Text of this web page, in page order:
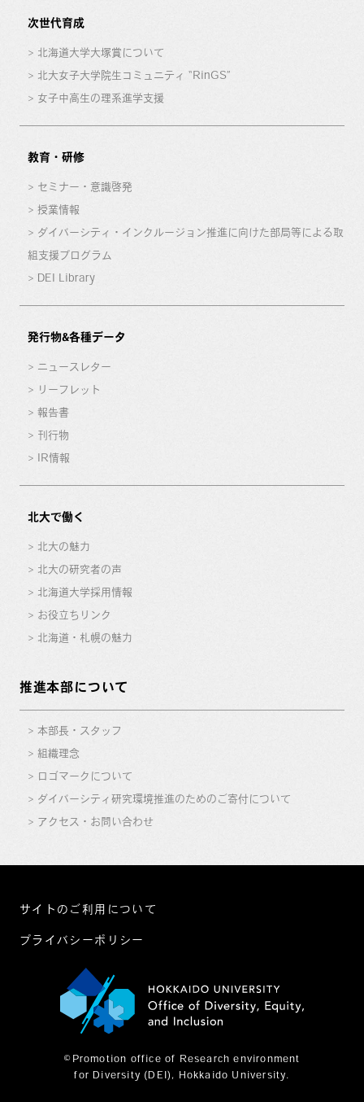
次世代育成
北海道大学大塚賞について
北大女子大学院生コミュニティ “RinGS”
女子中高生の理系進学支援
教育・研修
セミナー・意識啓発
授業情報
ダイバーシティ・インクルージョン推進に向けた部局等による取
組支援プログラム
DEI Library
発行物&各種データ
ニュースレター
リーフレット
報告書
刊行物
IR情報
北大で働く
北大の魅力
北大の研究者の声
北海道大学採用情報
お役立ちリンク
北海道・札幌の魅力
推進本部について
本部長・スタッフ
組織理念
ロゴマークについて
ダイバーシティ研究環境推進のためのご寄付について
アクセス・お問い合わせ
サイトのご利用について
プライバシーポリシー
©Promotion office of Research environment
for Diversity (DEI), Hokkaido University.